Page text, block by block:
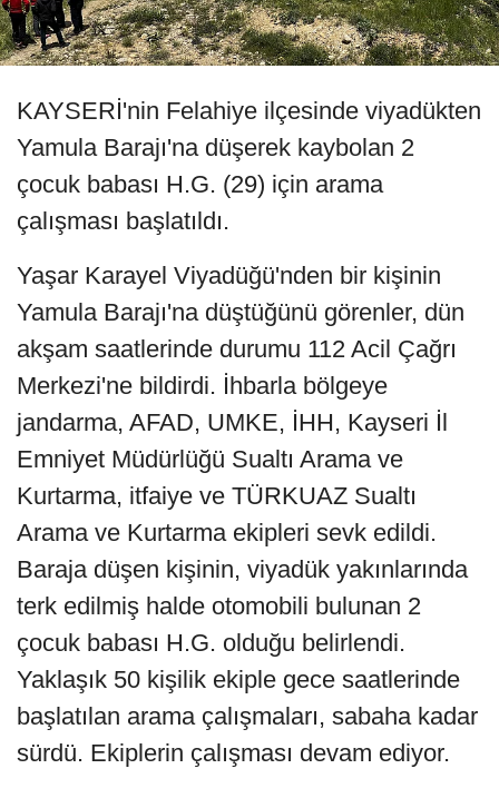
KAYSERİ'nin Felahiye ilçesinde viyadükten
Yamula Barajı'na düşerek kaybolan 2
çocuk babası H.G. (29) için arama
çalışması başlatıldı.
Yaşar Karayel Viyadüğü'nden bir kişinin
Yamula Barajı'na düştüğünü görenler, dün
akşam saatlerinde durumu 112 Acil Çağrı
Merkezi'ne bildirdi. İhbarla bölgeye
jandarma, AFAD, UMKE, İHH, Kayseri İl
Emniyet Müdürlüğü Sualtı Arama ve
Kurtarma, itfaiye ve TÜRKUAZ Sualtı
Arama ve Kurtarma ekipleri sevk edildi.
Baraja düşen kişinin, viyadük yakınlarında
terk edilmiş halde otomobili bulunan 2
çocuk babası H.G. olduğu belirlendi.
Yaklaşık 50 kişilik ekiple gece saatlerinde
başlatılan arama çalışmaları, sabaha kadar
sürdü. Ekiplerin çalışması devam ediyor.